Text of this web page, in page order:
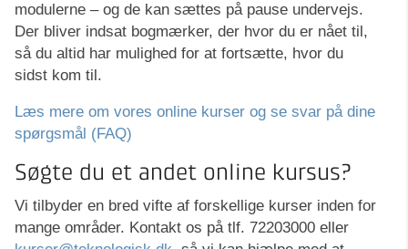
modulerne – og de kan sættes på pause undervejs.
Der bliver indsat bogmærker, der hvor du er nået til,
så du altid har mulighed for at fortsætte, hvor du
sidst kom til.
Læs mere om vores online kurser og se svar på dine
spørgsmål (FAQ)
Søgte du et andet online kursus?
Vi tilbyder en bred vifte af forskellige kurser inden for
mange områder. Kontakt os på tlf. 72203000 eller